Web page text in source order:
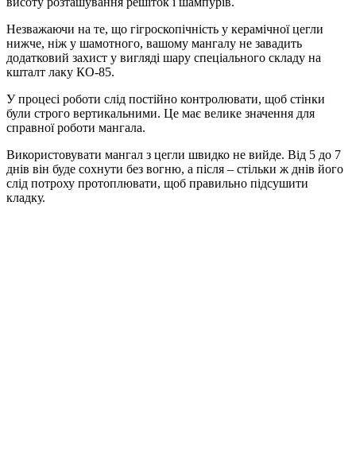
Незважаючи на те, що гігроскопічність у керамічної цегли
нижче, ніж у шамотного, вашому мангалу не завадить
додатковий захист у вигляді шару спеціального складу на
кшталт лаку КО-85.
У процесі роботи слід постійно контролювати, щоб стінки
були строго вертикальними. Це має велике значення для
справної роботи мангала.
Використовувати мангал з цегли швидко не вийде. Від 5 до 7
днів він буде сохнути без вогню, а після – стільки ж днів його
слід потроху протоплювати, щоб правильно підсушити
кладку.